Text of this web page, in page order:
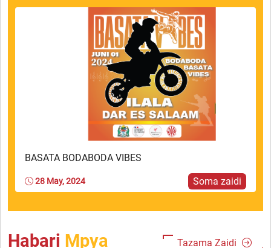
BASATA BODABODA VIBES
28 May, 2024 Soma zaidi
Habari Mpya Tazama Zaidi